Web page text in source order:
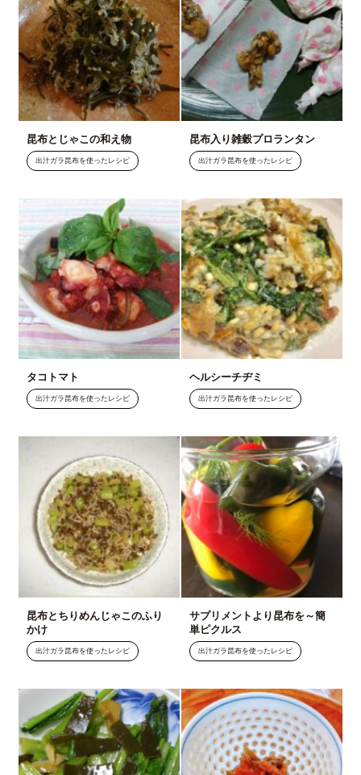
昆布とじゃこの和え物
出汁ガラ昆布を使ったレシピ
昆布入り雑穀プロランタン
出汁ガラ昆布を使ったレシピ
タコトマト
出汁ガラ昆布を使ったレシピ
ヘルシーチヂミ
出汁ガラ昆布を使ったレシピ
昆布とちりめんじゃこのふり
かけ
出汁ガラ昆布を使ったレシピ
サプリメントより昆布を～簡
単ピクルス
出汁ガラ昆布を使ったレシピ